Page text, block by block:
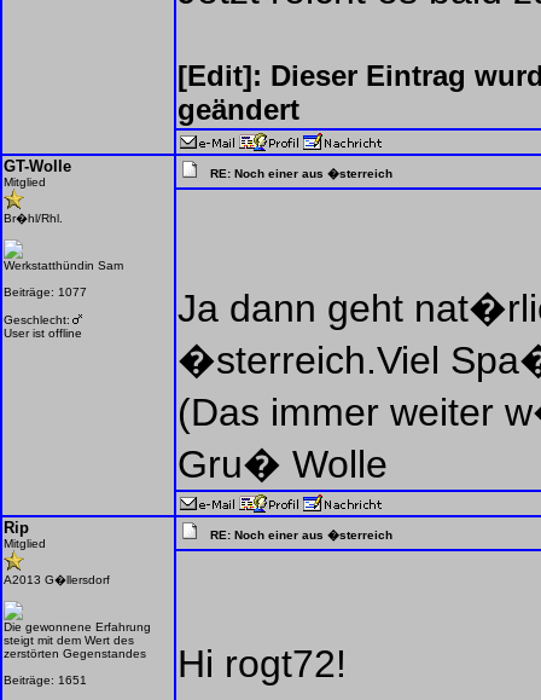
[Edit]: Dieser Eintrag
geändert
GT-Wolle
Mitglied
Br�hl/Rhl.
Werkstatthündin Sam
Beiträge: 1077
Geschlecht:
User ist offline
RE: Noch einer aus �sterreich
Ja dann geht
�sterreich.Viel
(Das immer weiter
Gru� Wolle
Rip
Mitglied
A2013 G�llersdorf
Die gewonnene Erfahrung
steigt mit dem Wert des
zerstörten Gegenstandes
Beiträge: 1651
RE: Noch einer aus �sterreich
Hi rogt72!